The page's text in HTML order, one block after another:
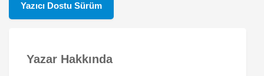
Yazıcı Dostu Sürüm
Yazar Hakkında